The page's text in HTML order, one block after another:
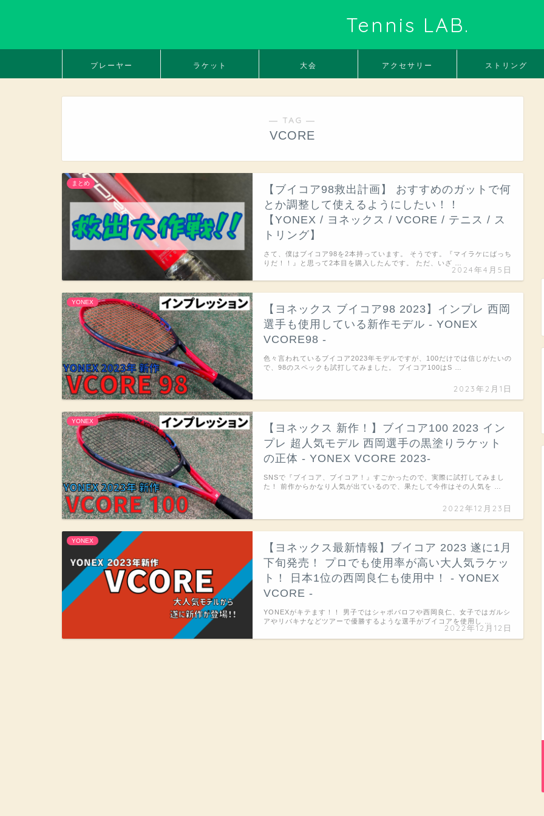
Tennis LAB.
プレーヤー ラケット 大会 アクセサリー ストリング
― TAG ―
VCORE
まとめ
【ブイコア98救出計画】 おすすめのガットで何
とか調整して使えるようにしたい！！
【YONEX / ヨネックス / VCORE / テニス / ス
トリング】
2024年4月5日
さて、僕はブイコア98を2本持っています。 そうです。『マイラケにばっち
りだ！！』と思って2本目を購入したんです。 ただ、いざ …
YONEX
【ヨネックス ブイコア98 2023】インプレ 西岡
選手も使用している新作モデル - YONEX
VCORE98 -
2023年2月1日
色々言われているブイコア2023年モデルですが、100だけでは信じがたいの
で、98のスペックも試打してみました。 ブイコア100はS …
YONEX
【ヨネックス 新作！】ブイコア100 2023 イン
プレ 超人気モデル 西岡選手の黒塗りラケット
の正体 - YONEX VCORE 2023-
2022年12月23日
SNSで『ブイコア、ブイコア！』すごかったので、実際に試打してみまし
た！ 前作からかなり人気が出ているので、果たして今作はその人気を …
YONEX
【ヨネックス最新情報】ブイコア 2023 遂に1月
下旬発売！ プロでも使用率が高い大人気ラケッ
ト！ 日本1位の西岡良仁も使用中！ - YONEX
VCORE -
2022年12月12日
YONEXがキテます！！ 男子ではシャポバロフや西岡良仁、女子ではガルシ
アやリバキナなどツアーで優勝するような選手がブイコアを使用し …